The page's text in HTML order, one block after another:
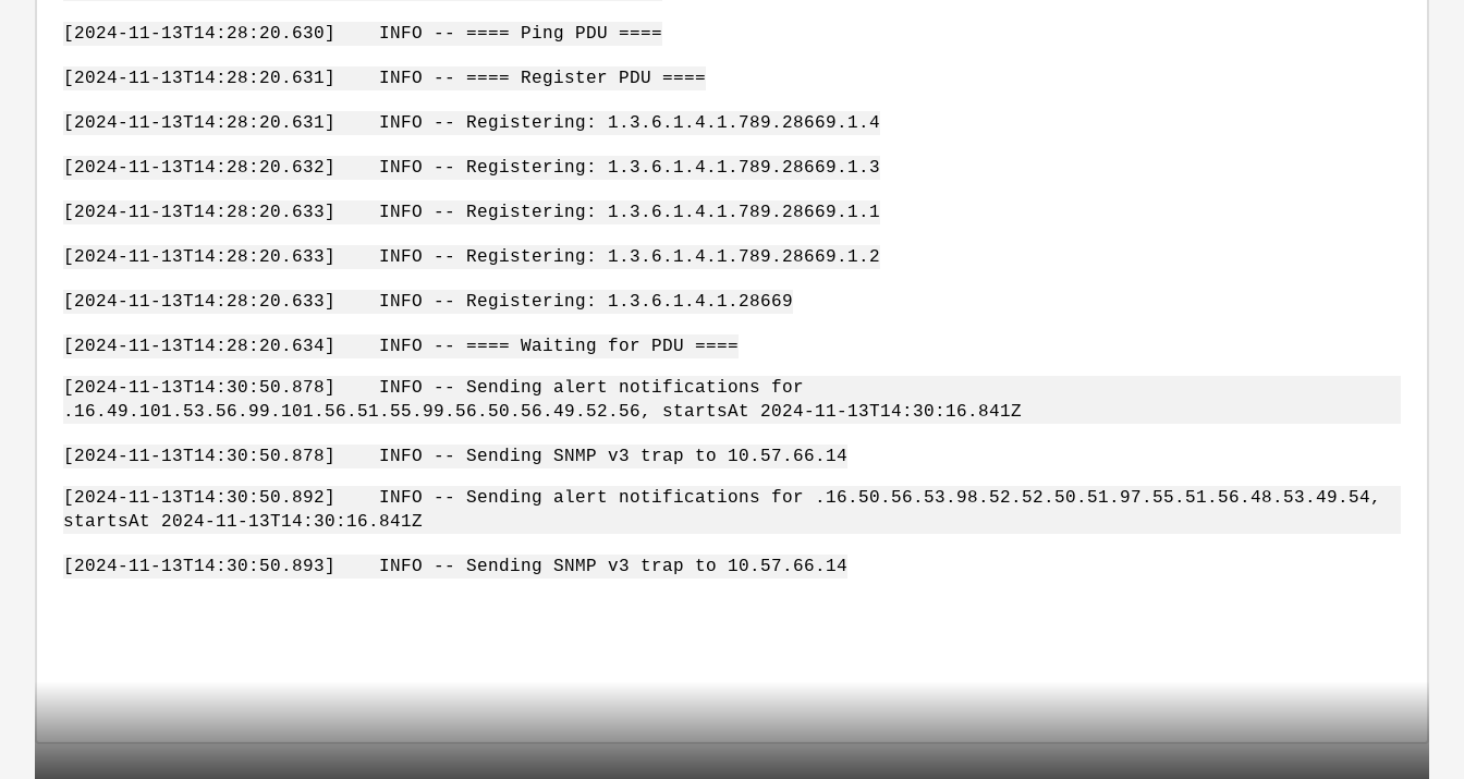
[2024-11-13T14:28:20.630] INFO -- ==== Ping PDU ====
[2024-11-13T14:28:20.631] INFO -- ==== Register PDU ====
[2024-11-13T14:28:20.631] INFO -- Registering: 1.3.6.1.4.1.789.28669.1.4
[2024-11-13T14:28:20.632] INFO -- Registering: 1.3.6.1.4.1.789.28669.1.3
[2024-11-13T14:28:20.633] INFO -- Registering: 1.3.6.1.4.1.789.28669.1.1
[2024-11-13T14:28:20.633] INFO -- Registering: 1.3.6.1.4.1.789.28669.1.2
[2024-11-13T14:28:20.633] INFO -- Registering: 1.3.6.1.4.1.28669
[2024-11-13T14:28:20.634] INFO -- ==== Waiting for PDU ====
[2024-11-13T14:30:50.878] INFO -- Sending alert notifications for
.16.49.101.53.56.99.101.56.51.55.99.56.50.56.49.52.56, startsAt 2024-11-13T14:30:16.841Z
[2024-11-13T14:30:50.878] INFO -- Sending SNMP v3 trap to 10.57.66.14
[2024-11-13T14:30:50.892] INFO -- Sending alert notifications for .16.50.56.53.98.52.52.50.51.97.55.51.56.48.53.49.54,
startsAt 2024-11-13T14:30:16.841Z
[2024-11-13T14:30:50.893] INFO -- Sending SNMP v3 trap to 10.57.66.14